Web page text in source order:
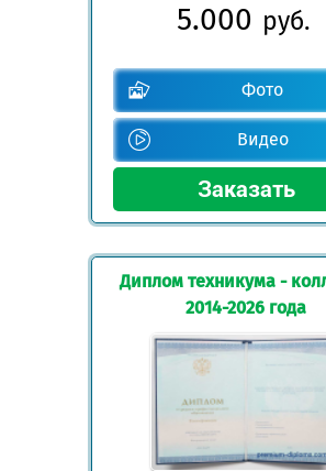
5.000 руб.
Фото
Видео
Диплом техникума -
2014-2026 года